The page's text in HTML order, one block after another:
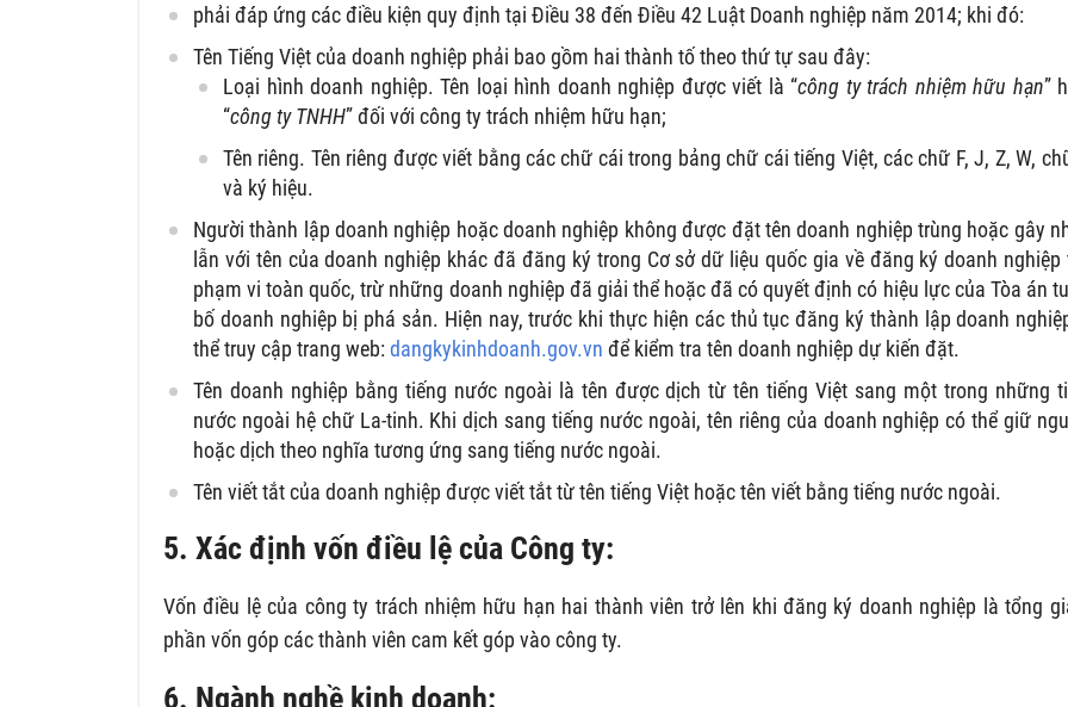
phải đáp ứng các điều kiện quy định tại Điều 38 đến Điều 42 Luật Doanh nghiệp năm 2014; khi đó:
Tên Tiếng Việt của doanh nghiệp phải bao gồm hai thành tố theo thứ tự sau đây:
Loại hình doanh nghiệp. Tên loại hình doanh nghiệp được viết là “công ty trách nhiệm hữu hạn”
“công ty TNHH” đối với công ty trách nhiệm hữu hạn;
Tên riêng. Tên riêng được viết bằng các chữ cái trong bảng chữ cái tiếng Việt, các chữ F, J, Z, W,
và ký hiệu.
Người thành lập doanh nghiệp hoặc doanh nghiệp không được đặt tên doanh nghiệp trùng hoặc gây
lẫn với tên của doanh nghiệp khác đã đăng ký trong Cơ sở dữ liệu quốc gia về đăng ký doanh nghiệp
phạm vi toàn quốc, trừ những doanh nghiệp đã giải thể hoặc đã có quyết định có hiệu lực của Tòa án
bố doanh nghiệp bị phá sản. Hiện nay, trước khi thực hiện các thủ tục đăng ký thành lập doanh
thể truy cập trang web:dangkykinhdoanh.gov.vn để kiểm tra tên doanh nghiệp dự kiến đặt.
Tên doanh nghiệp bằng tiếng nước ngoài là tên được dịch từ tên tiếng Việt sang một trong những
nước ngoài hệ chữ La-tinh. Khi dịch sang tiếng nước ngoài, tên riêng của doanh nghiệp có thể giữ
hoặc dịch theo nghĩa tương ứng sang tiếng nước ngoài.
Tên viết tắt của doanh nghiệp được viết tắt từ tên tiếng Việt hoặc tên viết bằng tiếng nước ngoài.
5. Xác định vốn điều lệ của Công ty:
Vốn điều lệ của công ty trách nhiệm hữu hạn hai thành viên trở lên khi đăng ký doanh nghiệp là tổng
phần vốn góp các thành viên cam kết góp vào công ty.
6. Ngành nghề kinh doanh: